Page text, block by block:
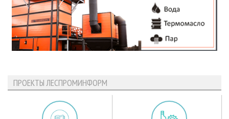
ПРОЕКТЫ ЛЕСПРОМИНФОРМ